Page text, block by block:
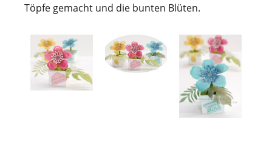
Töpfe gemacht und die bunten Blüten.